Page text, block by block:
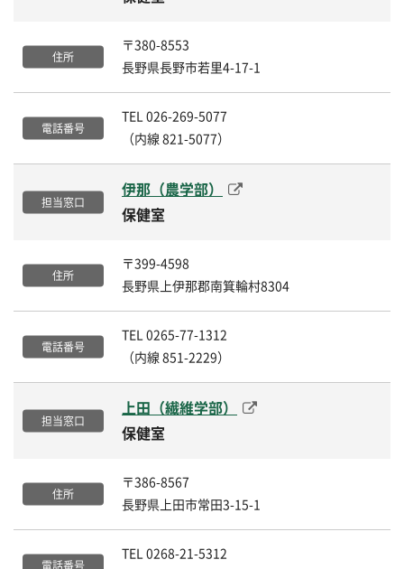
〒380-8553
長野県長野市若里4-17-1
TEL 026-269-5077
（内線 821-5077）
伊那（農学部）
保健室
〒399-4598
長野県上伊那郡南箕輪村8304
TEL 0265-77-1312
（内線 851-2229）
上田（繊維学部）
保健室
〒386-8567
長野県上田市常田3-15-1
TEL 0268-21-5312